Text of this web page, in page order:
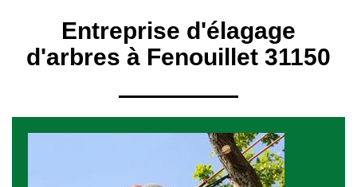
Entreprise d'élagage
d'arbres à Fenouillet 31150